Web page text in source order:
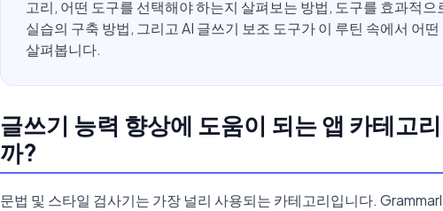
고리, 어떤 도구를 선택해야 하는지 살펴보는 방법, 도구를 효과적으
실습의 구축 방법, 그리고 AI 글쓰기 보조 도구가 이 루틴 속에서 어
살펴봅니다.
글쓰기 능력 향상에 도움이 되는 앱 카테고
까?
문법 및 스타일 검사기는 가장 널리 사용되는 카테고리입니다.